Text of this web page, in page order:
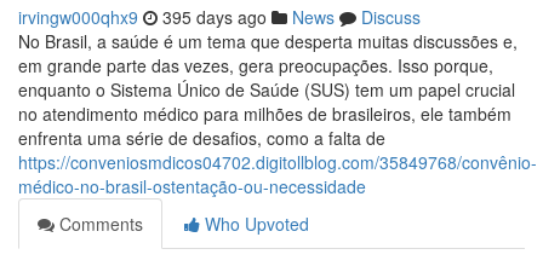
irvingw000qhx9 395 days ago News
Discuss
No Brasil, a saúde é um tema que desperta muitas discussões e,
em grande parte das vezes, gera preocupações. Isso porque,
enquanto o Sistema Único de Saúde (SUS) tem um papel crucial
no atendimento médico para milhões de brasileiros, ele também
enfrenta uma série de desafios, como a falta de
https://conveniosmdicos04702.digitollblog.com/35849768/convênio-
médico-no-brasil-ostentação-ou-necessidade
Comments
Who Upvoted